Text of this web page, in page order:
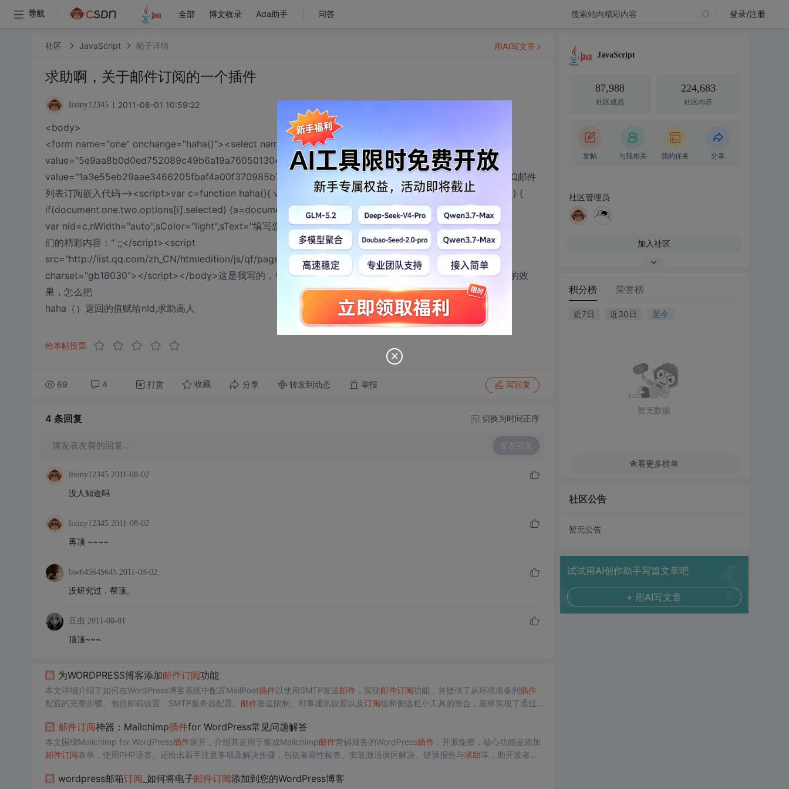
导航 全部 博文收录 Ada助手 问答 登录/注册
社区 JavaScript 帖子详情
求助啊，关于邮件订阅的一个插件
lixiny12345 2011-08-01 10:59:22
<body>
<form name="one" onchange="haha()"><select name="two"><option
value="5e9aa8b0d0ed752089c49b6a19a760501304855e1668bbc6">ge</option><option
value="1a3e55eb29aae3466205fbaf4a00f370985b764d26905df0">er</option></select></form><!--QQ邮件
列表订阅嵌入代码--><script>var c=function haha(){ var a; var n=document.one.two.length; for(i=0;i<n;i++) {
if(document.one.two.options[i].selected) {a=document.one.two.options[i].value;} } return a; }
var nId=c,nWidth="auto",sColor="light",sText="填写您的邮件地址，订阅我
们的精彩内容：" ;;</script><script
src="http://list.qq.com/zh_CN/htmledition/js/qf/page/qfcode.js"
charset="gb18030"></script></body>这是我写的，引用了插件代码，想达到选下拉菜单里不同项订不同邮件的效
果，怎么把
haha（）返回的值赋给nId,求助高人
给本帖投票
69 4 打赏 收藏 分享 转发到动态 举报 写回复
用AI写文章
4 条回复 切换为时间正序
请发表友善的回复… 发表回复
lixiny12345 2011-08-02
没人知道吗
lixiny12345 2011-08-02
再顶 ~~~~
lsw645645645 2011-08-02
没研究过，帮顶。
豆虫 2011-08-01
顶顶~~~
为WORDPRESS博客添加邮件订阅功能
本文详细介绍了如何在WordPress博客系统中配置MailPoet插件以使用SMTP发送邮件，实现邮件订阅功能，并提供了从环境准备到插件
配置的完整步骤。包括邮箱设置、SMTP服务器配置、 邮件发送限制、时事通讯设置以及订阅组和侧边栏小工具的整合，最终实现了通过
邮件订阅神器：Mailchimp插件for WordPress常见问题解答
本文围绕Mailchimp for WordPress插件展开，介绍其是用于集成Mailchimp邮件营销服务的WordPress插件，开源免费，核心功能是添加
邮件订阅表单，使用PHP语言。还给出新手注意事项及解决步骤，包括兼容性检查、安装激活误区解决、错误报告与求助等，助开发者提
wordpress邮箱订阅 _如何将电子邮件订阅添加到您的WordPress博客
JavaScript
87,988
社区成员
224,683
社区内容
发帖 与我相关 我的任务 分享
社区管理员
加入社区
积分榜 荣誉榜
近7日 近30日 至今
暂无数据
查看更多榜单
社区公告
暂无公告
试试用AI创作助手写篇文章吧
+ 用AI写文章